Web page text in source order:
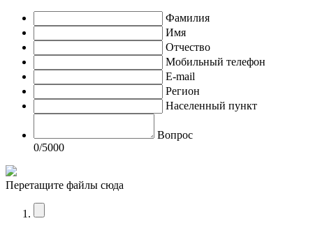
Фамилия
Имя
Отчество
Мобильный телефон
E-mail
Регион
Населенный пункт
Вопрос
0/5000
Перетащите файлы сюда